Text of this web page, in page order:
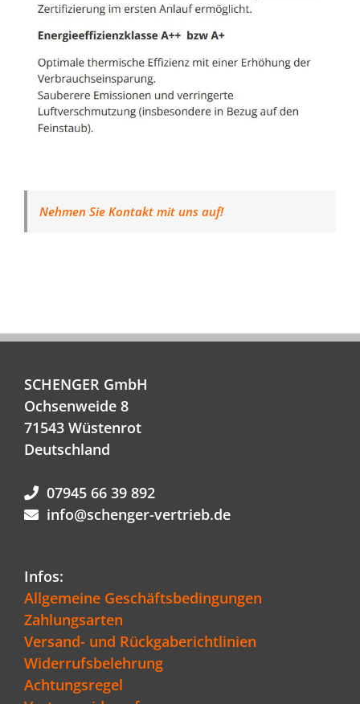
Nehmen Sie Kontakt mit uns auf!
SCHENGER GmbH
Ochsenweide 8
71543 Wüstenrot
Deutschland
07945 66 39 892
info@schenger-vertrieb.de
Infos:
Allgemeine Geschäftsbedingungen
Zahlungsarten
Versand- und Rückgaberichtlinien
Widerrufsbelehrung
Achtungsregel